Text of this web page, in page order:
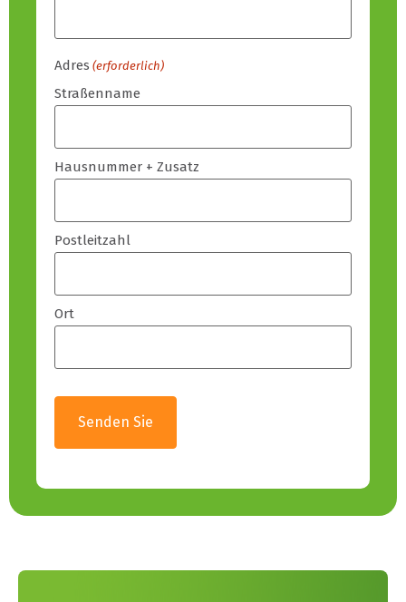
Adres (erforderlich)
Straßenname
Hausnummer + Zusatz
Postleitzahl
Ort